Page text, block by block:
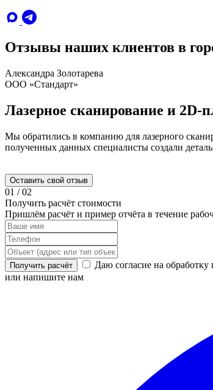
Отзывы наших клиентов в
Александра Золотарева
ООО «Стандарт»
Лазерное сканирование и
Мы обратились в компанию для лазерного
полученных данных специалисты создали
Оставить свой отзыв
01 / 02
Получить расчёт стоимости
Пришлём расчёт и пример отчёта в течение
Получить расчёт Даю согласие на
или напишите нам